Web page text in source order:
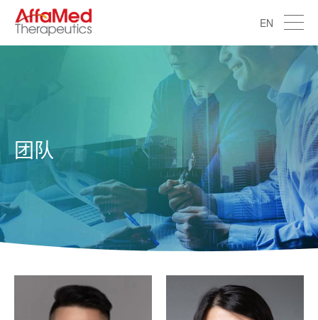
EN
团队